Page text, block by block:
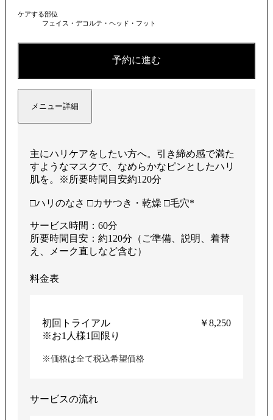
ケアする部位
フェイス・デコルテ・ヘッド・フット
予約に進む
メニュー詳細
主にハリケアをしたい方へ。引き締め感で満た
すようなマスクで、なめらかなピンとしたハリ
肌を。※所要時間目安約120分
□ハリのなさ □カサつき・乾燥 □毛穴*
サービス時間：60分
所要時間目安：約120分（ご準備、説明、着替
え、メーク直しなど含む）
料金表
初回トライアル
※お1人様1回限り
￥8,250
※価格は全て税込希望価格
サービスの流れ